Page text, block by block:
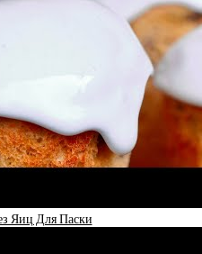
Яиц Для Паски